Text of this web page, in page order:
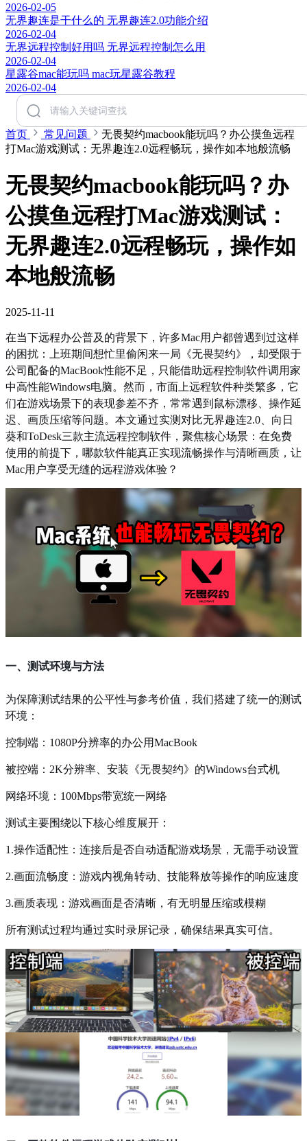
2026-02-05
无界趣连是干什么的 无界趣连2.0功能介绍
2026-02-04
无界远程控制好用吗 无界远程控制怎么用
2026-02-04
星露谷mac能玩吗 mac玩星露谷教程
2026-02-04
首页 常见问题
无畏契约macbook能玩吗？办公摸鱼远程
打Mac游戏测试：无界趣连2.0远程畅玩，操作如本地般流畅
无畏契约macbook能玩吗？办
公摸鱼远程打Mac游戏测试：
无界趣连2.0远程畅玩，操作如
本地般流畅
2025-11-11
在当下远程办公普及的背景下，许多Mac用户都曾遇到过这样
的困扰：上班期间想忙里偷闲来一局《无畏契约》，却受限于
公司配备的MacBook性能不足，只能借助远程控制软件调用家
中高性能Windows电脑。然而，市面上远程软件种类繁多，它
们在游戏场景下的表现参差不齐，常常遇到鼠标漂移、操作延
迟、画质压缩等问题。本文通过实测对比无界趣连2.0、向日
葵和ToDesk三款主流远程控制软件，聚焦核心场景：在免费
使用的前提下，哪款软件能真正实现流畅操作与清晰画质，让
Mac用户享受无缝的远程游戏体验？
一、测试环境与方法
为保障测试结果的公平性与参考价值，我们搭建了统一的测试
环境：
控制端：1080P分辨率的办公用MacBook
被控端：2K分辨率、安装《无畏契约》的Windows台式机
网络环境：100Mbps带宽统一网络
测试主要围绕以下核心维度展开：
1.操作适配性：连接后是否自动适配游戏场景，无需手动设置
2.画面流畅度：游戏内视角转动、技能释放等操作的响应速度
3.画质表现：游戏画面是否清晰，有无明显压缩或模糊
所有测试过程均通过实时录屏记录，确保结果真实可信。